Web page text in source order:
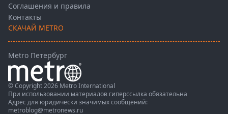
Соглашения и правила
Контакты
СКАЧАЙ METRO
Metro Петербург
© Copyright 2026 Metro International
При использовании материалов гиперссылка обязательна
Адрес для юридически значимых сообщений:
metroblog@metronews.ru